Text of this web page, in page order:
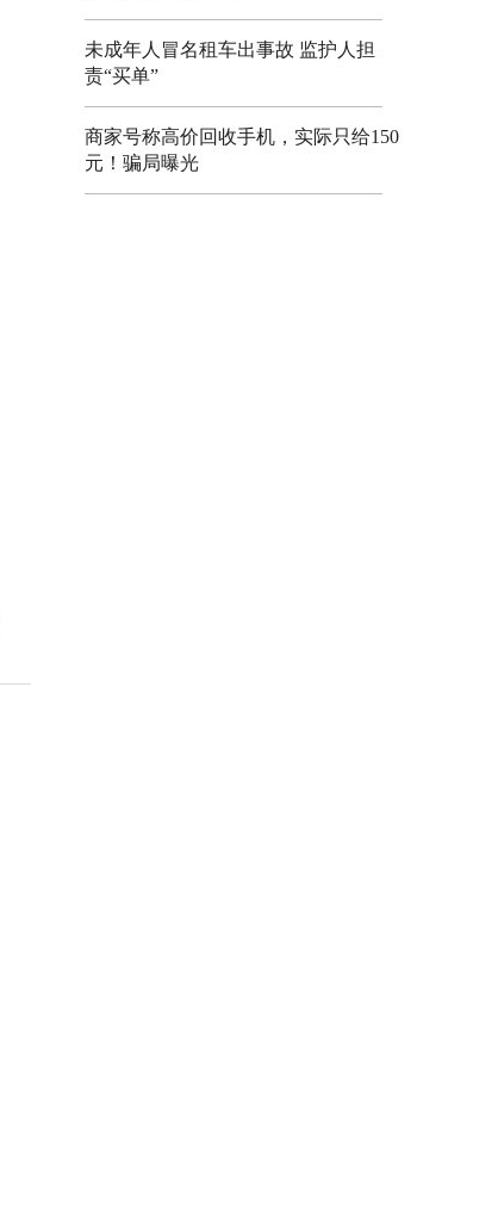
未成年人冒名租车出事故 监护人担
责“买单”
商家号称高价回收手机，实际只给150
元！骗局曝光